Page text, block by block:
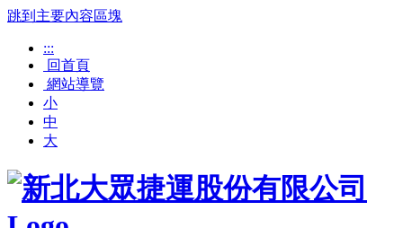
跳到主要內容區塊
:::
回首頁
網站導覽
小
中
大